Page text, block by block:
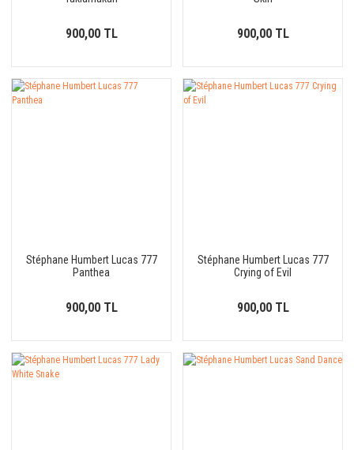
900,00 TL 900,00 TL
Stéphane Humbert Lucas 777
Panthea
900,00 TL
Stéphane Humbert Lucas 777
Crying of Evil
900,00 TL